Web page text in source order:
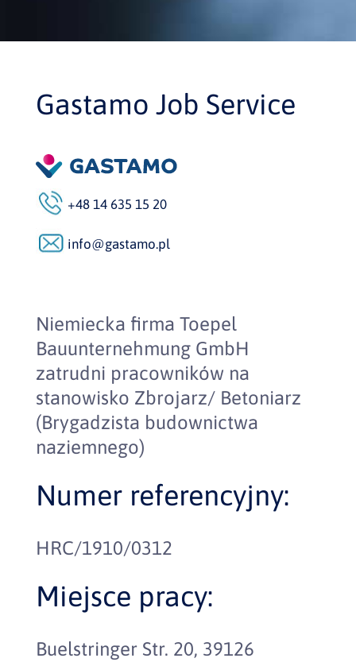
Gastamo Job Service
+48 14 635 15 20
info@gastamo.pl
Niemiecka firma Toepel
Bauunternehmung GmbH
zatrudni pracowników na
stanowisko Zbrojarz/ Betoniarz
(Brygadzista budownictwa
naziemnego)
Numer referencyjny:
HRC/1910/0312
Miejsce pracy:
Buelstringer Str. 20, 39126